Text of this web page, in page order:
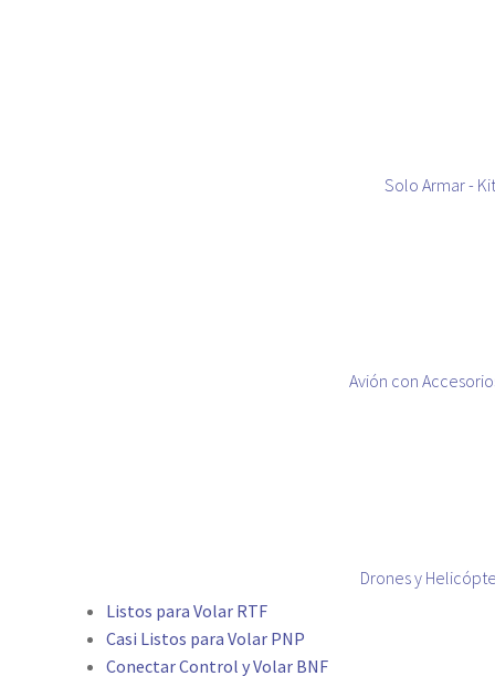
Solo Armar - Kit
Avión con
Drones y
Listos para Volar RTF
Casi Listos para Volar PNP
Conectar Control y Volar BNF